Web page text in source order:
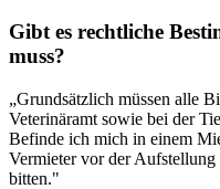
Gibt es rechtliche
muss?
„Grundsätzlich müssen alle
Veterinäramt sowie bei der
Befinde ich mich in einem
Vermieter vor der
bitten."